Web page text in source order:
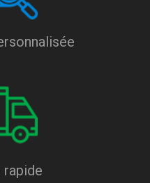
rapide